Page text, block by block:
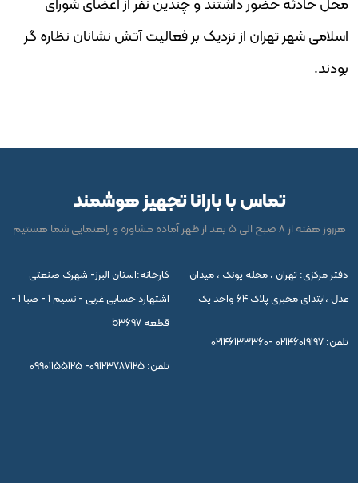
اسلامی شهر تهران از نزدیک بر فعالیت آتش نشانان نظاره گر
بودند.
تماس با بارانا تجهیز هوشمند
هرروز هفته از 8 صبح الی 5 بعد از ظهر آماده مشاوره و راهنمایی شما هستیم
دفتر مرکزی: تهران ، محله پونک ، میدان
عدل ،ابتدای مخبری پلاک 64 واحد یک
تلفن:02146133360- 02146019197
کارخانه:استان البرز- شهرک صنعتی
اشتهارد حسابی غربی - نسیم 1 - صبا 1 -
قطعه b3697
تلفن:09901155125 -09123787125